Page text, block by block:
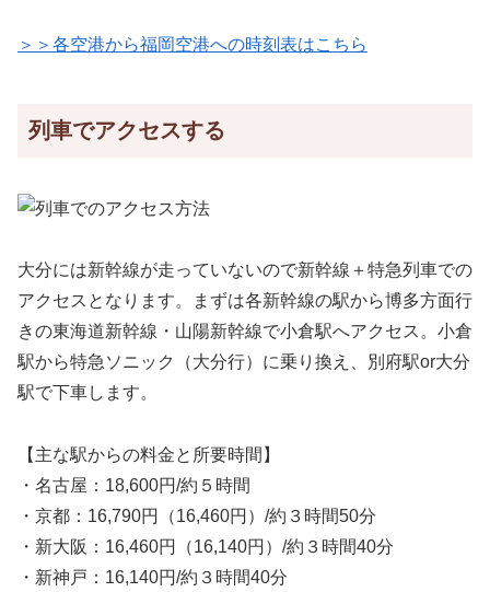
＞＞各空港から福岡空港への時刻表はこちら
列車でアクセスする
大分には新幹線が走っていないので新幹線＋特急列車での
アクセスとなります。まずは各新幹線の駅から博多方面行
きの東海道新幹線・山陽新幹線で小倉駅へアクセス。小倉
駅から特急ソニック（大分行）に乗り換え、別府駅or大分
駅で下車します。
【主な駅からの料金と所要時間】
・名古屋：18,600円/約５時間
・京都：16,790円（16,460円）/約３時間50分
・新大阪：16,460円（16,140円）/約３時間40分
・新神戸：16,140円/約３時間40分